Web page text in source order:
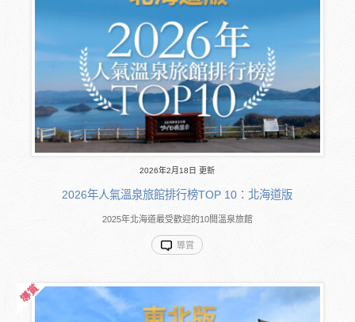
2026年2月18日 更新
2026年人氣溫泉旅館排行榜TOP 10：北海道版
2025年北海道最受歡迎的10間溫泉旅館
導賞